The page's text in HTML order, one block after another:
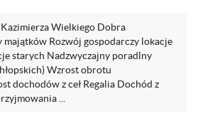
Wielkiego Dobra
Rozwój gospodarczy lokacje
starych Nadzwyczajny poradlny
Wzrost obrotu
dochodów z ceł Regalia Dochód z
...